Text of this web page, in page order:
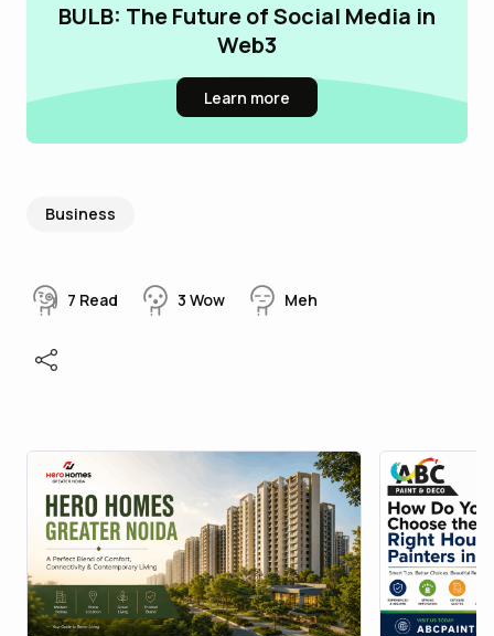
BULB: The Future of Social Media in
Web3
Learn more
Business
7 Read 3 Wow Meh